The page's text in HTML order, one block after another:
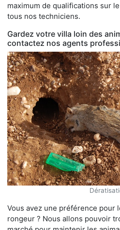
maximum de qualifications sur
tous nos techniciens.
Gardez votre villa loin des
contactez nos agents
Vous avez une préférence pour
rongeur ? Nous allons pouvoir